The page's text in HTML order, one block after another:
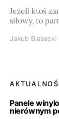
Jeżeli ktoś
siłowy, to
Jakub Biasecki
Panele
nierównym